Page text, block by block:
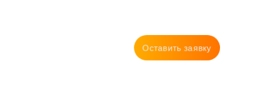
Оставить заявку